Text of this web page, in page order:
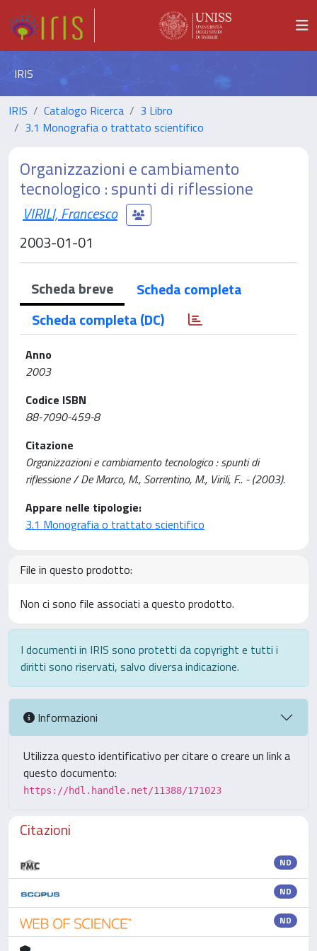
IRIS
IRIS Catalogo Ricerca
3 Libro
3.1 Monografia o trattato scientifico
Organizzazioni e cambiamento
tecnologico : spunti di riflessione
VIRILI, Francesco
2003-01-01
Scheda breve
Scheda completa
Scheda completa (DC)
Anno
2003
Codice ISBN
88-7090-459-8
Citazione
Organizzazioni e cambiamento tecnologico : spunti di
riflessione / De Marco, M., Sorrentino, M., Virili, F.. - (2003).
Appare nelle tipologie:
3.1 Monografia o trattato scientifico
File in questo prodotto:
Non ci sono file associati a questo prodotto.
I documenti in IRIS sono protetti da copyright e tutti i
diritti sono riservati, salvo diversa indicazione.
Informazioni
Utilizza questo identificativo per citare o creare un link a
questo documento:
https://hdl.handle.net/11388/171023
Citazioni
ND
ND
ND